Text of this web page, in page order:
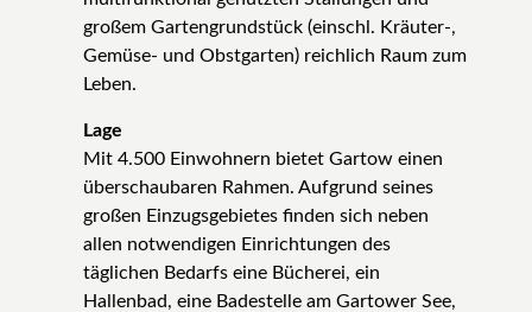
großem Gartengrundstück (einschl. Kräuter-,
Gemüse- und Obstgarten) reichlich Raum zum
Leben.
Lage
Mit 4.500 Einwohnern bietet Gartow einen
überschaubaren Rahmen. Aufgrund seines
großen Einzugsgebietes finden sich neben
allen notwendigen Einrichtungen des
täglichen Bedarfs eine Bücherei, ein
Hallenbad, eine Badestelle am Gartower See,